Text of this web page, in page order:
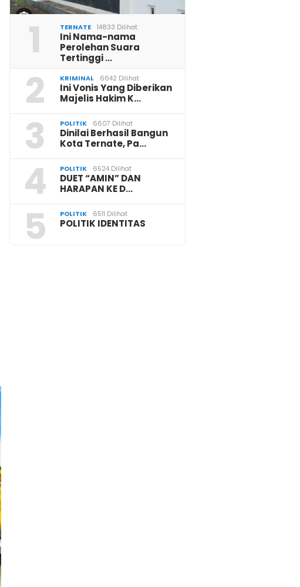
1 TERNATE 14833 Dilihat
Ini Nama-nama
Perolehan Suara
Tertinggi …
2 KRIMINAL 6642 Dilihat
Ini Vonis Yang Diberikan
Majelis Hakim K…
3 POLITIK 6607 Dilihat
Dinilai Berhasil Bangun
Kota Ternate, Pa…
4 POLITIK 6524 Dilihat
DUET “AMIN” DAN
HARAPAN KE D…
5 POLITIK 6511 Dilihat
POLITIK IDENTITAS